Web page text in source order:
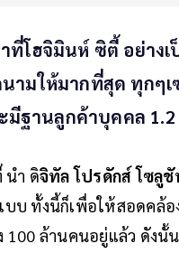
ที่โฮจิมินห์ ซิตี้ อย่างเ
ามให้มากที่สุด ทุกๆเ
มีฐานลูกค้าบุคคล 1.2
นำ ดิจิทัล โปรดักส์ โซลู
บ ทั้งนี้ก็เพื่อให้สอดคล้อ
100 ล้านคนอยู่แล้ว ดังนั้